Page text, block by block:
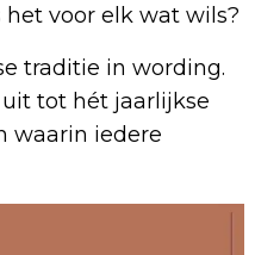
voor elk wat wils?
traditie in wording.
tot hét jaarlijkse
waarin iedere